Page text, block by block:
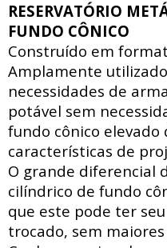
RESERVATÓRIO
FUNDO CÔNICO
Construído em
Amplamente
necessidades de
potável sem
fundo cônico elevado
características de
O grande diferencial
cilíndrico de fundo
que este pode ter
trocado, sem